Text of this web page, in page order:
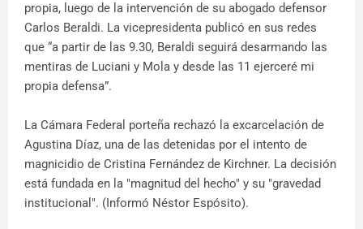
propia, luego de la intervención de su abogado defensor
Carlos Beraldi. La vicepresidenta publicó en sus redes
que “a partir de las 9.30, Beraldi seguirá desarmando las
mentiras de Luciani y Mola y desde las 11 ejerceré mi
propia defensa”.
La Cámara Federal porteña rechazó la excarcelación de
Agustina Díaz, una de las detenidas por el intento de
magnicidio de Cristina Fernández de Kirchner. La decisión
está fundada en la "magnitud del hecho" y su "gravedad
institucional". (Informó Néstor Espósito).